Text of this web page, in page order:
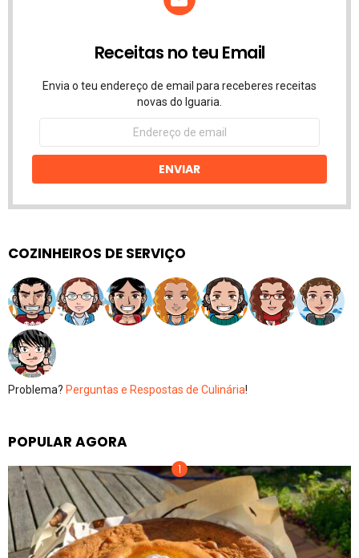
Receitas no teu Email
Envia o teu endereço de email para receberes receitas
novas do Iguaria.
Endereço
email
ENVIAR
COZINHEIROS DE SERVIÇO
Problema? Perguntas e Respostas de Culinária!
POPULAR AGORA